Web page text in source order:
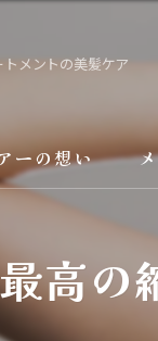
メントの美髪ケア
ーの想い
高の